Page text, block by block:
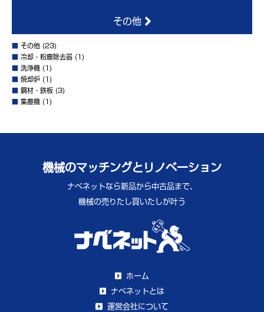
その他
その他 (23)
冷却・粉塵除去器 (1)
洗浄機 (1)
焼却炉 (1)
鋼材・鉄板 (3)
集塵機 (1)
機械のマッチングとリノベーション
ナベネットなら新品から中古品まで、
機械の売りたし買いたしが叶う
ホーム
ナベネットとは
運営会社について